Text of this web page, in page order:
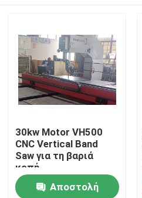
Σπίτι
Προϊόντα
30kw Motor VH500
CNC Vertical Band
Saw για τη βαριά
κοπή
Αποστολή